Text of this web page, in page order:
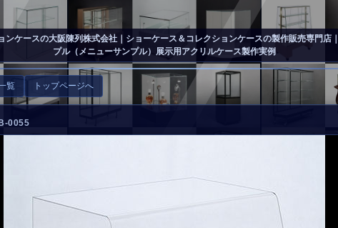
ンケースの大阪陳列株式会社 ｜ショーケース＆コレクションケースの製作販売専門店
プル（メニューサンプル）展示用アクリルケース製作実例
覧 トップページへ
0055